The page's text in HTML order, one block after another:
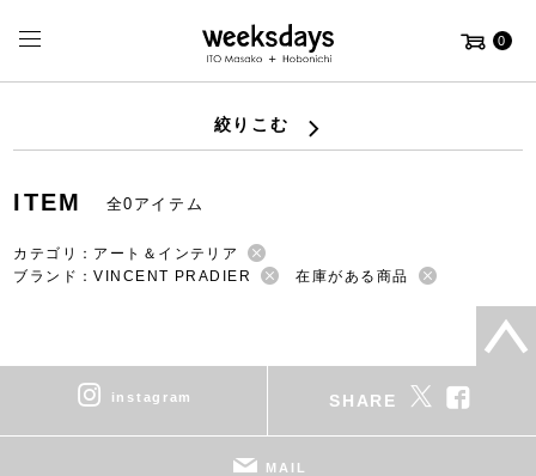
0
絞りこむ
ITEM 全0アイテム
カテゴリ：アート＆インテリア
ブランド：VINCENT PRADIER
在庫がある商品
instagram SHARE
MAIL